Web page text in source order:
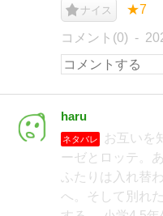
ナイス ★7
コメント(0)
haru
ネタバレ
お互いを
ーゼとロッテ。
ふたりは入れ替
へ。そして別れ